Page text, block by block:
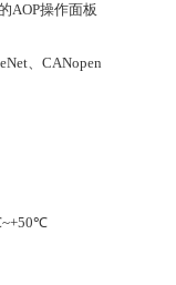
AOP操作面板
、CANopen